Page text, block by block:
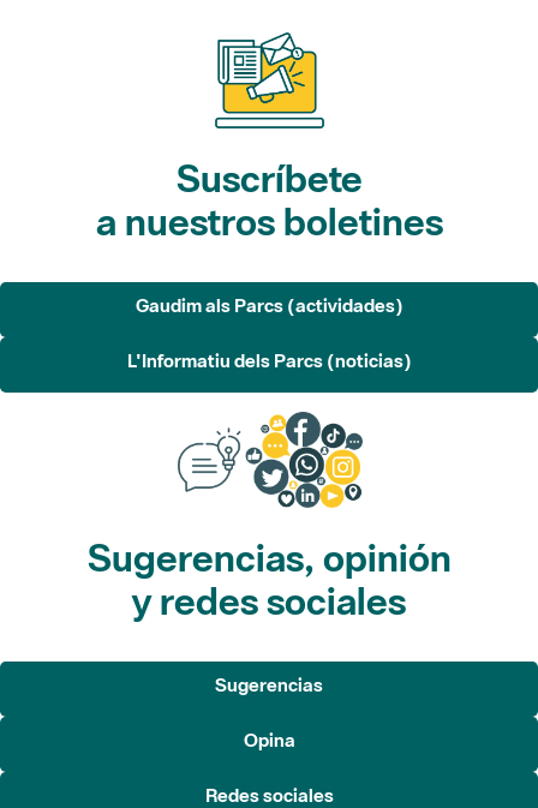
Suscríbete
a nuestros boletines
Gaudim als Parcs (actividades)
L'Informatiu dels Parcs (noticias)
Sugerencias, opinión
y redes sociales
Sugerencias
Opina
Redes sociales